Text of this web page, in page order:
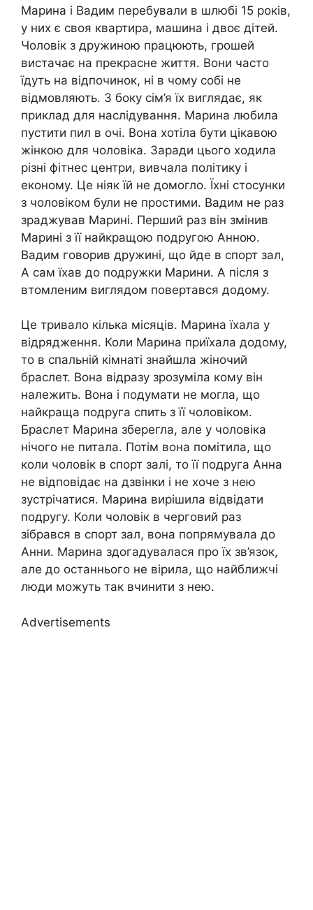
Марина і Вадим перебували в шлюбі 15 років,
у них є своя квартира, машина і двоє дітей.
Чоловік з дружиною працюють, грошей
вистачає на прекрасне життя. Вони часто
їдуть на відпочинок, ні в чому собі не
відмовляють. З боку сім’я їх виглядає, як
приклад для наслідування. Марина любила
пустити пил в очі. Вона хотіла бути цікавою
жінкою для чоловіка. Заради цього ходила
різні фітнес центри, вивчала політику і
економу. Це ніяк їй не домогло. Їхні стосунки
з чоловіком були не простими. Вадим не раз
зраджував Марині. Перший раз він змiнив
Марині з її найкращою подругою Анною.
Вадим говорив дружині, що йде в спорт зал,
А сам їхав до подружки Марини. А після з
втомленим виглядом повертався додому.
Це тривало кілька місяців. Марина їхала у
відрядження. Коли Марина приїхала додому,
то в спальній кімнаті знайшла жіночий
браслет. Вона відразу зрозуміла кому він
належить. Вона і подумати не могла, що
найкраща подруга спить з її чоловіком.
Браслет Марина зберегла, але у чоловіка
нічого не питала. Потім вона помітила, що
коли чоловік в спорт залі, то її подруга Анна
не відповідає на дзвінки і не хоче з нею
зустрічатися. Марина вирішила відвідати
подругу. Коли чоловік в черговий раз
зібрався в спорт зал, вона попрямувала до
Анни. Марина здогадувалася про їх зв’язок,
але до останнього не вірила, що найближчі
люди можуть так вчинити з нею.
Advertisements